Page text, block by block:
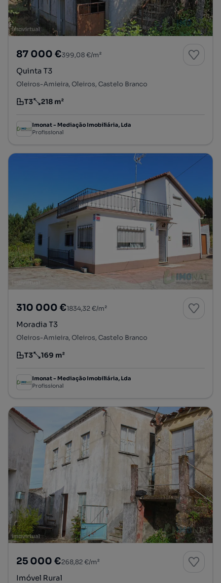
87 000 €399,08 €/m²
Quinta T3
Oleiros-Amieira, Oleiros, Castelo Branco
Tipologia
T3
Preço por metro quadrado
218 m²
Imonat - Mediação Imobiliária, Lda
Profissional
310 000 €1834,32 €/m²
Moradia T3
Oleiros-Amieira, Oleiros, Castelo Branco
Tipologia
T3
Preço por metro quadrado
169 m²
Imonat - Mediação Imobiliária, Lda
Profissional
25 000 €268,82 €/m²
Imóvel Rural